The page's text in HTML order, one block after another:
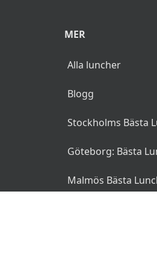
MER
Alla luncher
Blogg
Stockholms Bästa
Göteborg: Bästa
Malmös Bästa